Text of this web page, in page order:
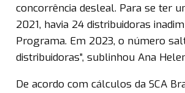
concorrência desleal. Para se ter
2021, havia 24 distribuidoras
Programa. Em 2023, o número
distribuidoras”, sublinhou Ana
De acordo com cálculos da SCA